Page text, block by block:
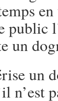
public
un
un
n’est